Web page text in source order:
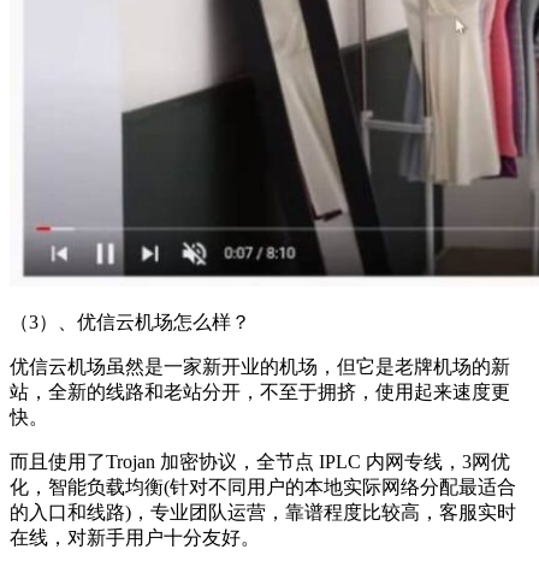
（3）、优信云机场怎么样？
优信云机场虽然是一家新开业的机场，但它是老牌机场的新
站，全新的线路和老站分开，不至于拥挤，使用起来速度更
快。
而且使用了Trojan 加密协议，全节点 IPLC 内网专线，3网优
化，智能负载均衡(针对不同用户的本地实际网络分配最适合
的入口和线路)，专业团队运营，靠谱程度比较高，客服实时
在线，对新手用户十分友好。